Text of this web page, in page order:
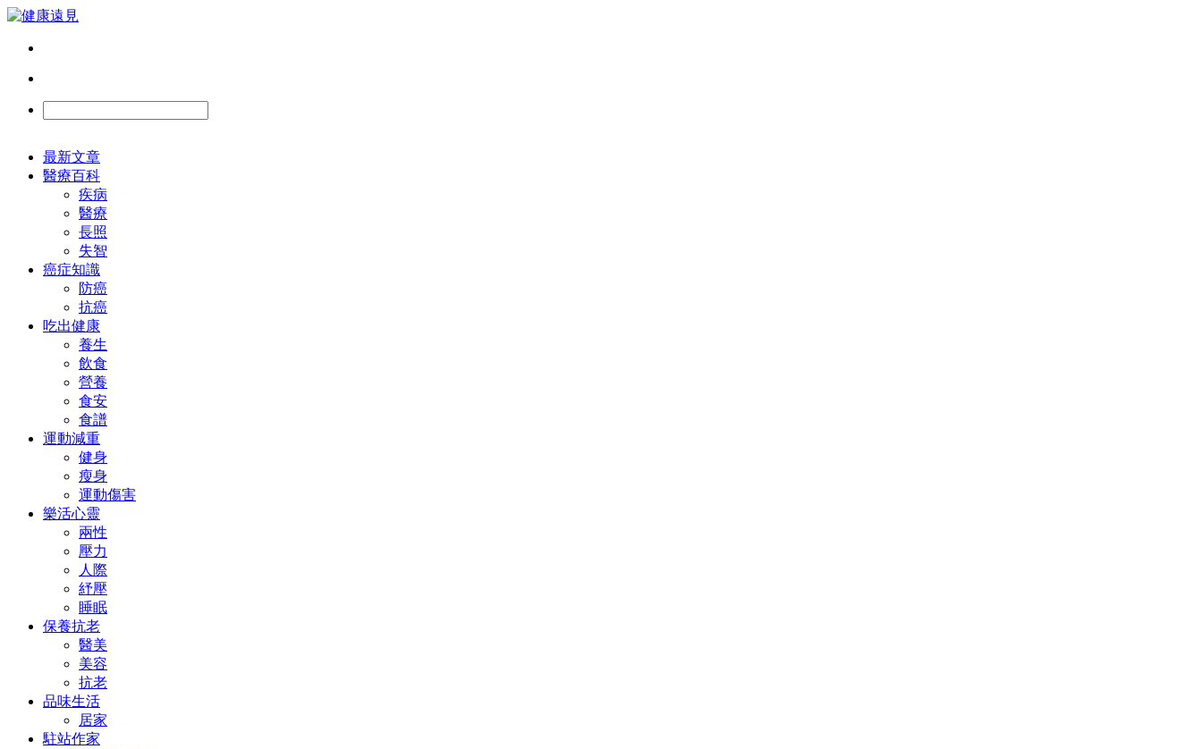
最新文章
醫療百科
疾病
醫療
長照
失智
癌症知識
防癌
抗癌
吃出健康
養生
飲食
營養
食安
食譜
運動減重
健身
瘦身
運動傷害
樂活心靈
兩性
壓力
人際
紓壓
睡眠
保養抗老
醫美
美容
抗老
品味生活
居家
駐站作家